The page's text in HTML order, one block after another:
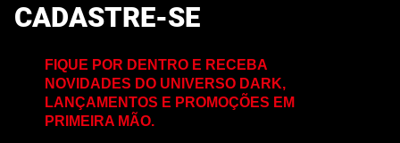
CADASTRE-SE
FIQUE POR DENTRO E RECEBA
NOVIDADES DO UNIVERSO DARK,
LANÇAMENTOS E PROMOÇÕES EM
PRIMEIRA MÃO.